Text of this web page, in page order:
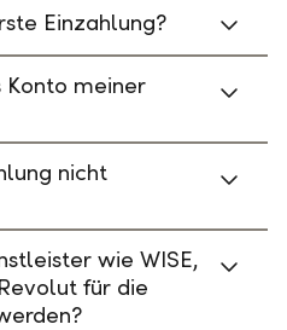
Einzahlung?
Konto meiner
nicht
wie WISE,
für die